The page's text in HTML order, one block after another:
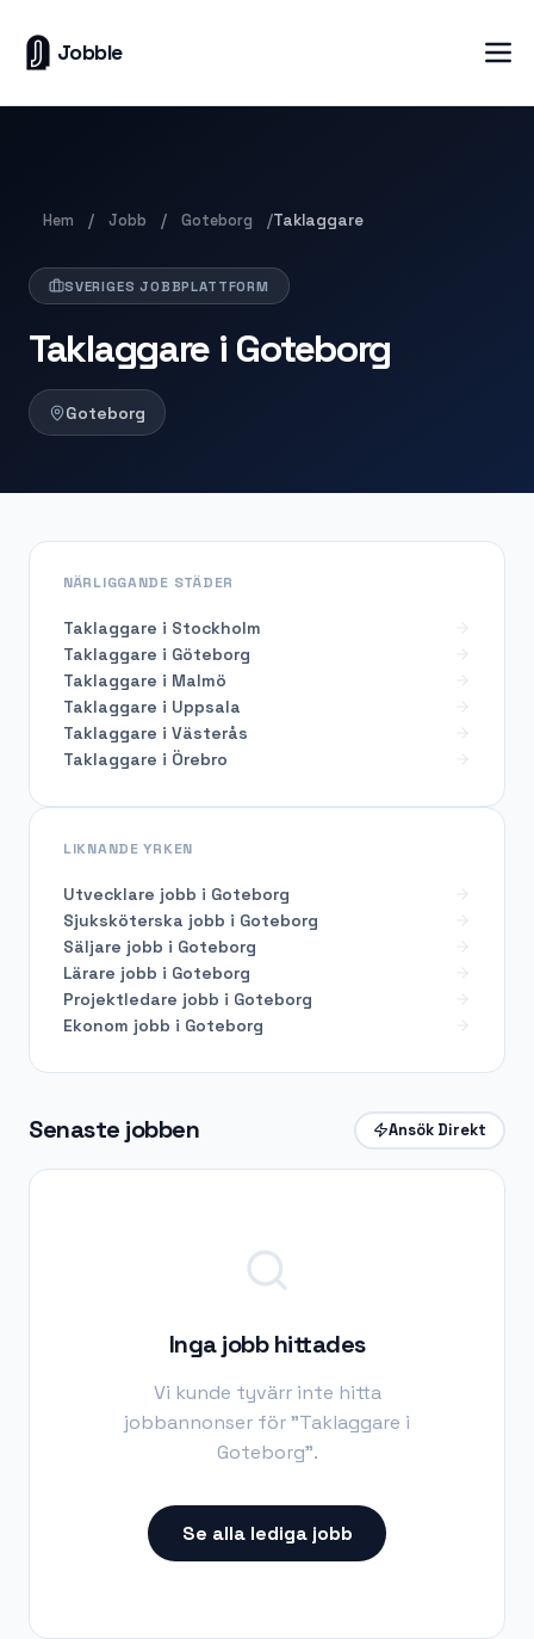
Jobble
Hem / Jobb / Goteborg /Taklaggare
SVERIGES JOBBPLATTFORM
Taklaggare i Goteborg
Goteborg
Senaste jobben Ansök Direkt
Inga jobb hittades
Vi kunde tyvärr inte hitta
jobbannonser för "Taklaggare i
Goteborg".
Se alla lediga jobb
NÄRLIGGANDE STÄDER
Taklaggare i Stockholm
Taklaggare i Göteborg
Taklaggare i Malmö
Taklaggare i Uppsala
Taklaggare i Västerås
Taklaggare i Örebro
LIKNANDE YRKEN
Utvecklare jobb i Goteborg
Sjuksköterska jobb i Goteborg
Säljare jobb i Goteborg
Lärare jobb i Goteborg
Projektledare jobb i Goteborg
Ekonom jobb i Goteborg